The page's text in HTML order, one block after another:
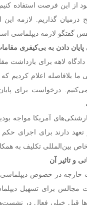
از این فرصت استفاده
گذاریم. لازمه این
گفتگو لازمه دیپلماسی
دادن به بی‌کیفری
لاهه برای بازداشت
ما بلافاصله اعلام
درخواست برای
آمریکا مواجه
دارند برای اجرای
بین‌المللی تکلیف به
و تاثیر آن
در خصوص دیپلماسی
مجالس برای تسهیل
قبل خیلی فعال در